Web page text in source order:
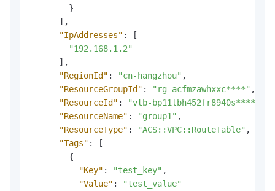
}
] ,
"IpAddresses" :
[
"192.168.1.2"
] ,
"RegionId" : "cn-hangzhou" ,
"ResourceGroupId" : "rg-acfmzawhxxc****" ,
"ResourceId" : "vtb-bp11lbh452fr8940s****"
"ResourceName" : "group1" ,
"ResourceType" : "ACS::VPC::RouteTable" ,
"Tags" :
[
{
"Key" : "test_key" ,
"Value" :
"test_value"